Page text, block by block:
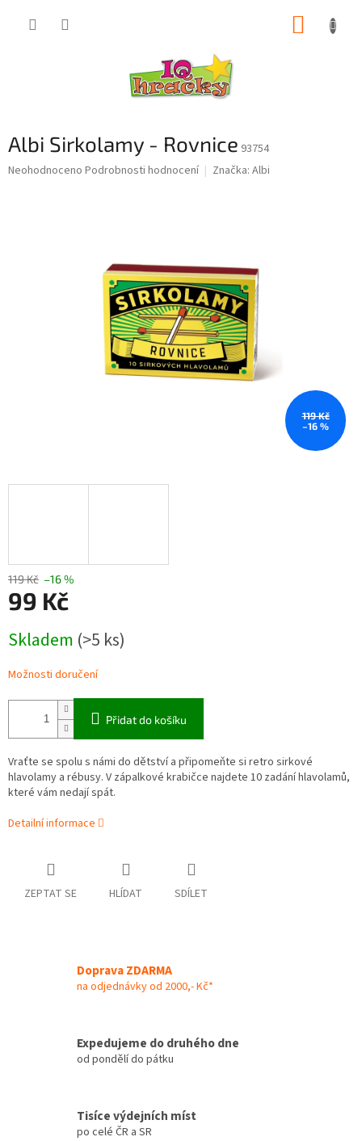
Albi Sirkolamy - Rovnice 93754
Průměrné
Neohodnoceno Podrobnosti hodnocení Značka: Albi
119 Kč
–16 %
119 Kč –16 %
99 Kč
cena:
Skladem (>5 ks)
Možnosti doručení
Přidat do košíku
Vraťte se spolu s námi do dětství a připomeňte si retro sirkové
hlavolamy a rébusy. V zápalkové krabičce najdete 10 zadání hlavolamů,
které vám nedají spát.
Detailní informace
ZEPTAT SE HLÍDAT SDÍLET
Doprava ZDARMA
na odjednávky od 2000,- Kč*
Expedujeme do druhého dne
od pondělí do pátku
Tisíce výdejních míst
po celé ČR a SR